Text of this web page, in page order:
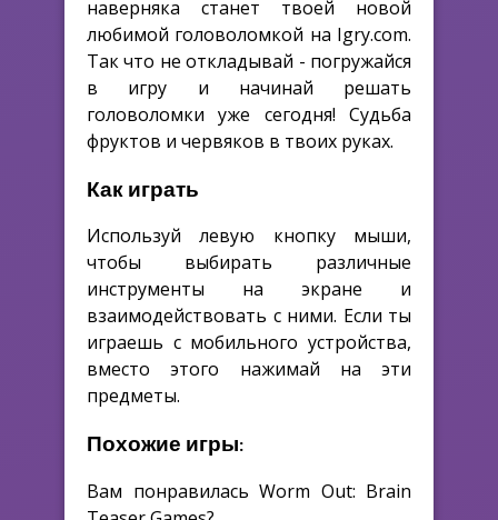
наверняка станет твоей новой
любимой головоломкой на Igry.com.
Так что не откладывай - погружайся
в игру и начинай решать
головоломки уже сегодня! Судьба
фруктов и червяков в твоих руках.
Как играть
Используй левую кнопку мыши,
чтобы выбирать различные
инструменты на экране и
взаимодействовать с ними. Если ты
играешь с мобильного устройства,
вместо этого нажимай на эти
предметы.
Похожие игры:
Вам понравилась Worm Out: Brain